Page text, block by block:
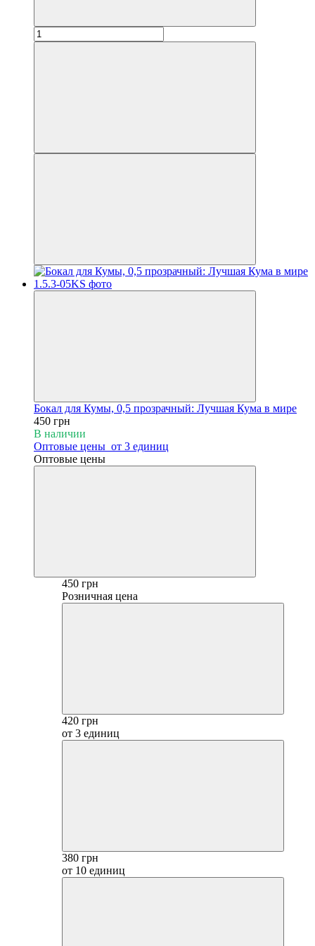
Бокал для Кумы, 0,5 прозрачный: Лучшая Кума в мире
450 грн
В наличии
Оптовые цены от 3 единиц
Оптовые цены
450 грн
Розничная цена
420 грн
от 3 единиц
380 грн
от 10 единиц